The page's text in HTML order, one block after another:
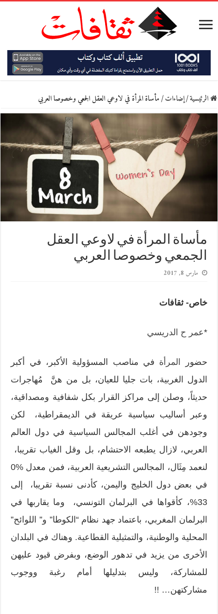
الرئيسية/إضاءات/مأساة المرأة في لاوعي العقل الجمعي وخصوصا العربي
مأساة المرأة في لاوعي العقل
الجمعي وخصوصا العربي
مارس 8, 2017
خاص- ثقافات
*عمر ح الدريسي
حضور المرأة في مناصب المسؤولية الأكبر، في أكبر
الدول الغربية، بات جليا للعيان، بل من هنَّ مُهاجرات
حديثاً، وصلن إلى مراكز القرار بكل شفافية ومصداقية،
وعبر أساليب سياسية عريقة في الديمقراطية، لكن
وجودهن في أغلب المجالس السياسية في دول العالم
العربي، لازال يطبعه الاحتشام، بل وقل الغياب تقريبا،
لنعمد مِثَال، المجالس التشريعية العربية، فمن معدل %0
في بعض دول الخليج واليمن، كأدنى نسبة تقريبا، إلى
33%، كأقواها في البرلمان التونسي، وما يقاربها في
البرلمان المغربي، باعتماد جهد نظام “الكوطا” و” اللوائح”
المحلية والوطنية، والتمثيلية القطاعية. وهناك في البلدان
الأخرى من يزيد في تدهور الوضع، وبفرض قيود عليهن
للمشاركة، وليس بتدليلها أمام رغبة ووجوب
مشاركتهن… !!